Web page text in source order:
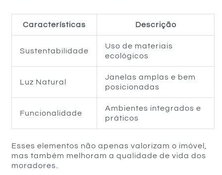
Características Descrição
Sustentabilidade
Uso de materiais
ecológicos
Luz Natural
Janelas amplas e bem
posicionadas
Funcionalidade
Ambientes integrados e
práticos
Esses elementos não apenas valorizam o imóvel,
mas também melhoram a qualidade de vida dos
moradores.